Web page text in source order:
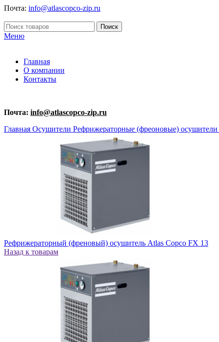
Почта: info@atlascopco-zip.ru
Поиск
Меню
Главная
О компании
Контакты
Почта: info@atlascopco-zip.ru
Главная Осушители Рефрижераторные (фреоновые) осушители
Рефрижераторный (френовый) осушитель Atlas Copco FX 13
Назад к товарам